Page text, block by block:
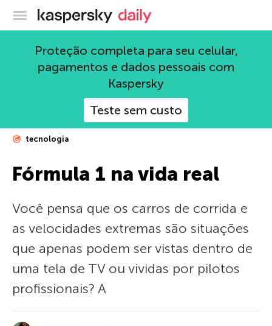
Blog oficial da Kaspersky
Proteção completa para seu celular,
pagamentos e dados pessoais com
Kaspersky
Teste sem custo
tecnologia
Fórmula 1 na vida real
Você pensa que os carros de corrida e
as velocidades extremas são situações
que apenas podem ser vistas dentro de
uma tela de TV ou vividas por pilotos
profissionais? A